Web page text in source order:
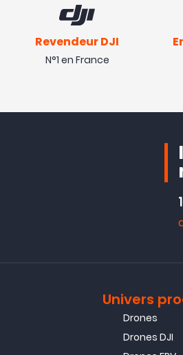
Revendeur DJI
N°1 en France
Univers
Drones
Drones DJI